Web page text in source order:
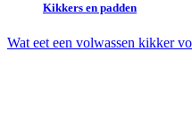
Kikkers en padden
Wat eet een volwassen kikker